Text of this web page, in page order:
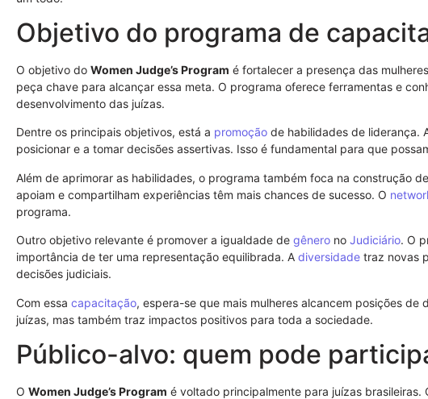
Objetivo do programa de
O objetivo do Women Judge’s Program é fortalecer a presença das
peça chave para alcançar essa meta. O programa oferece ferramentas e
desenvolvimento das juízas.
Dentre os principais objetivos, está a promoção de habilidades de liderança.
posicionar e a tomar decisões assertivas. Isso é fundamental para que
Além de aprimorar as habilidades, o programa também foca na construção
apoiam e compartilham experiências têm mais chances de sucesso. O
programa.
Outro objetivo relevante é promover a igualdade de gênero no Judiciário. O
importância de ter uma representação equilibrada. A diversidade traz novas
decisões judiciais.
Com essa capacitação, espera-se que mais mulheres alcancem posições de
juízas, mas também traz impactos positivos para toda a sociedade.
Público-alvo: quem pode
O Women Judge’s Program é voltado principalmente para juízas brasileiras.